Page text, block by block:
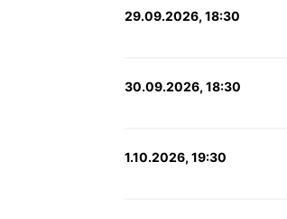
29.09.2026, 18:30
30.09.2026, 18:30
1.10.2026, 19:30